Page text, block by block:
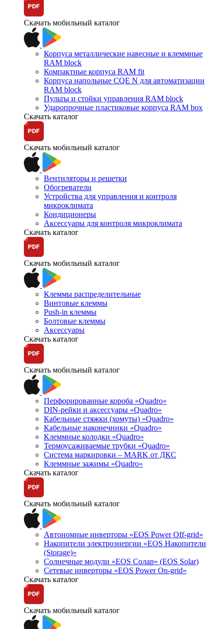
Скачать мобильный каталог
Корпуса металлические навесные и клеммные
RAM block
Компактные корпуса RAM fit
Корпуса напольные CQE N для автоматизации
RAM block
Пульты и стойки управления RAM block
Ударопрочные пластиковые корпуса RAM box
Скачать каталог
Скачать мобильный каталог
Вентиляторы и решетки
Обогреватели
Устройства для управления и контроля
микроклимата
Кондиционеры
Аксессуары для контроля микроклимата
Скачать каталог
Скачать мобильный каталог
Клеммы распределительные
Винтовые клеммы
Push-in клеммы
Болтовые клеммы
Аксессуары
Скачать каталог
Скачать мобильный каталог
Перфорированные короба «Quadro»
DIN-рейки и аксессуары «Quadro»
Кабельные стяжки (хомуты) «Quadro»
Кабельные наконечники «Quadro»
Клеммные колодки «Quadro»
Термоусаживаемые трубки «Quadro»
Система маркировки – MARK от ДКС
Клеммные зажимы «Quadro»
Скачать каталог
Скачать мобильный каталог
Автономные инверторы «EOS Power Off-grid»
Накопители электроэнергии «EOS Накопители
(Storage)»
Солнечные модули «EOS Солар» (EOS Solar)
Сетевые инверторы «EOS Power On-grid»
Скачать каталог
Скачать мобильный каталог